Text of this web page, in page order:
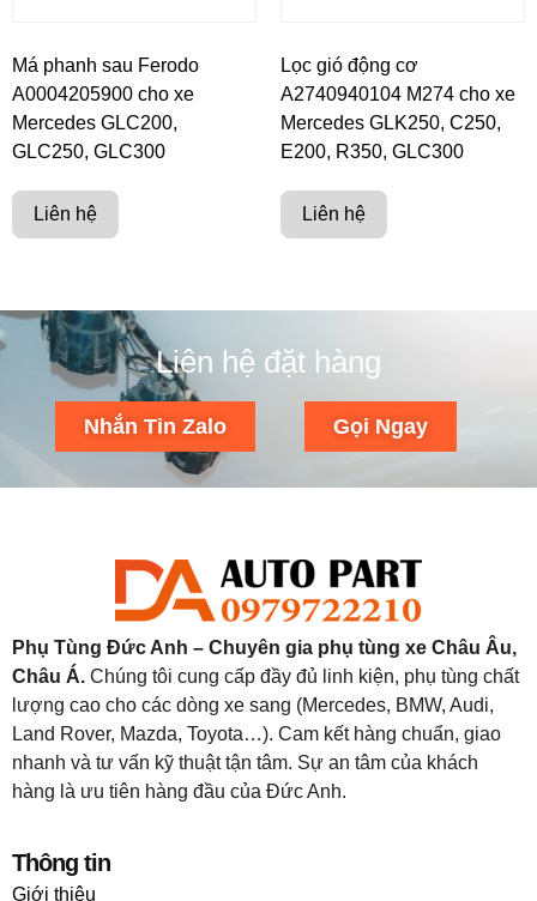
Má phanh sau Ferodo
A0004205900 cho xe
Mercedes GLC200,
GLC250, GLC300
Liên hệ
Lọc gió động cơ
A2740940104 M274 cho xe
Mercedes GLK250, C250,
E200, R350, GLC300
Liên hệ
Liên hệ đặt hàng
Nhắn Tin Zalo Gọi Ngay
Phụ Tùng Đức Anh – Chuyên gia phụ tùng xe Châu Âu,
Châu Á. Chúng tôi cung cấp đầy đủ linh kiện, phụ tùng chất
lượng cao cho các dòng xe sang (Mercedes, BMW, Audi,
Land Rover, Mazda, Toyota…). Cam kết hàng chuẩn, giao
nhanh và tư vấn kỹ thuật tận tâm. Sự an tâm của khách
hàng là ưu tiên hàng đầu của Đức Anh.
Thông tin
Giới thiệu